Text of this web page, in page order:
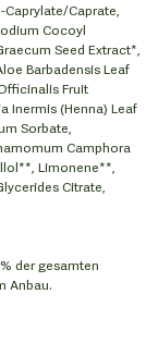
Caprate,
Cocoyl
Seed Extract*,
Barbadensis Leaf
Fruit
Inermis (Henna) Leaf
Sorbate,
Camphora
Limonene**,
Citrate,
der gesamten
Anbau.